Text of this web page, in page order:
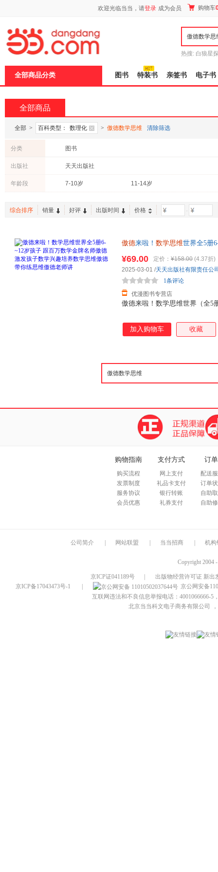
欢迎光临当当，请登录 成为会员 购物车
热搜: 白狼星
全部商品分类 图书 特装书 亲签书 电子书
全部商品
全部 > 百科类型： 数理化 > 傲德数学思维 清除筛选
分类 图书
出版社 天天出版社
年龄段 7-10岁 11-14岁
综合排序 销量 好评 出版时间 价格 -
傲德来啦！ 数学思维世界全5册
傲德来啦！数学思维世界（全5
¥69.00 定价： ¥158.00 (4.37折)
优漫图书专营店
1条评论
2025-03-01 /天天出版社有限责任公
加入购物车 收藏
页
加
购物指南
购买流程
发票制度
服务协议
会员优惠
支付方式
网上支付
礼品卡支付
银行转账
礼券支付
订
配送
订单
自助
自助
公司简介 网站联盟 当当招商 机构
Copyright 2004
京ICP证041189号
出版物经营许可证 新出
京ICP备17043473号-1
京公网安备
互联网违法和不良信息举报电话：4001066666-5
北京当当科文电子商务有限公司